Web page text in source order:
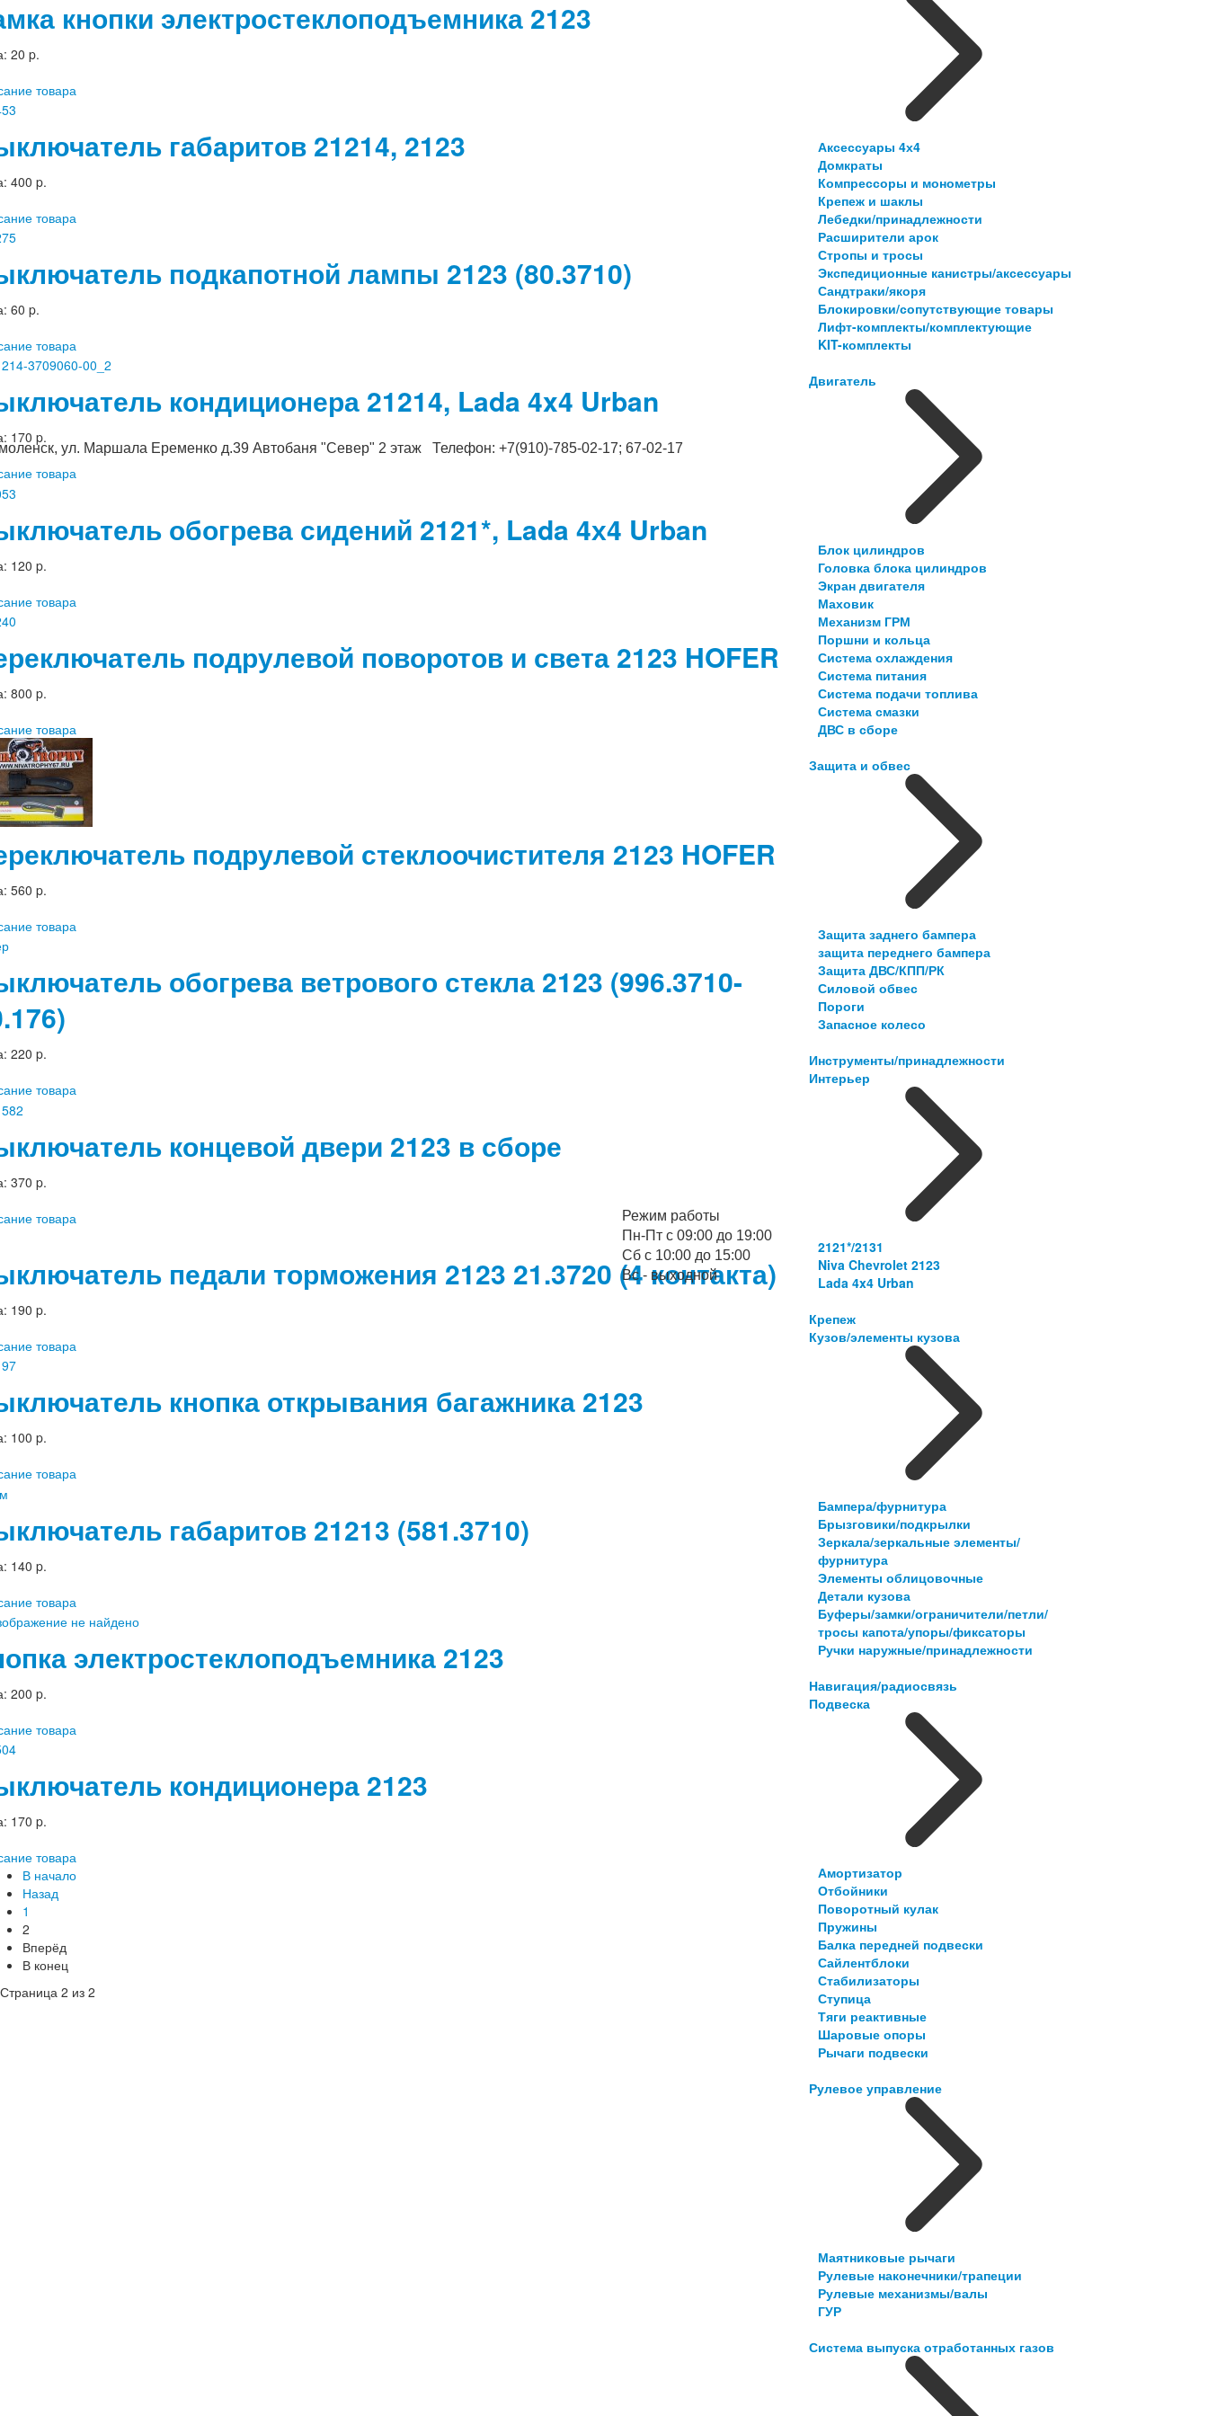
Режим работы
Пн-Пт с 09:00 до 19:00
Cб с 10:00 до 15:00
Вс - выходной
ул. Маршала Еременко д.39 Автобаня "Север" 2 этаж Телефон: +7(910)-785-02-17; 67-02-17
кнопки электростеклоподъемника 2123
20 p.
товара
габаритов 21214, 2123
400 p.
товара
подкапотной лампы 2123 (80.3710)
60 p.
товара
кондиционера 21214, Lada 4x4 Urban
170 p.
товара
обогрева сидений 2121*, Lada 4х4 Urban
120 p.
товара
подрулевой поворотов и света 2123 HOFER
800 p.
товара
подрулевой стеклоочистителя 2123 HOFER
560 p.
товара
обогрева ветрового стекла 2123 (996.3710-
220 p.
товара
концевой двери 2123 в сборе
370 p.
товара
педали торможения 2123 21.3720 (4 контакта)
190 p.
товара
кнопка открывания багажника 2123
100 p.
товара
габаритов 21213 (581.3710)
140 p.
товара
электростеклоподъемника 2123
200 p.
товара
кондиционера 2123
170 p.
товара
В начало
Назад
1
2
Вперёд
В конец
Страница 2 из 2
Аксессуары 4х4
Домкраты
Компрессоры и монометры
Крепеж и шаклы
Лебедки/принадлежности
Расширители арок
Стропы и тросы
Экспедиционные канистры/аксессуары
Сандтраки/якоря
Блокировки/сопутствующие товары
Лифт-комплекты/комплектующие
KIT-комплекты
Двигатель
Блок цилиндров
Головка блока цилиндров
Экран двигателя
Маховик
Механизм ГРМ
Поршни и кольца
Система охлаждения
Система питания
Система подачи топлива
Система смазки
ДВС в сборе
Защита и обвес
Защита заднего бампера
защита переднего бампера
Защита ДВС/КПП/РК
Силовой обвес
Пороги
Запасное колесо
Инструменты/принадлежности
Интерьер
2121*/2131
Niva Chevrolet 2123
Lada 4x4 Urban
Крепеж
Кузов/элементы кузова
Бампера/фурнитура
Брызговики/подкрылки
Зеркала/зеркальные элементы/
фурнитура
Элементы облицовочные
Детали кузова
Буферы/замки/ограничители/петли/
тросы капота/упоры/фиксаторы
Ручки наружные/принадлежности
Навигация/радиосвязь
Подвеска
Амортизатор
Отбойники
Поворотный кулак
Пружины
Балка передней подвески
Сайлентблоки
Стабилизаторы
Ступица
Тяги реактивные
Шаровые опоры
Рычаги подвески
Рулевое управление
Маятниковые рычаги
Рулевые наконечники/трапеции
Рулевые механизмы/валы
ГУР
Система выпуска отработанных газов